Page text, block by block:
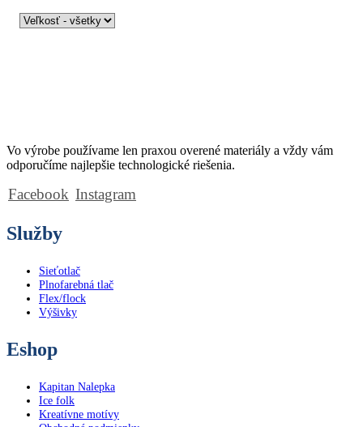
Vo výrobe používame len praxou overené materiály a vždy vám
odporučíme najlepšie technologické riešenia.
Facebook Instagram
Služby
Sieťotlač
Plnofarebná tlač
Flex/flock
Výšivky
Eshop
Kapitan Nalepka
Ice folk
Kreatívne motívy